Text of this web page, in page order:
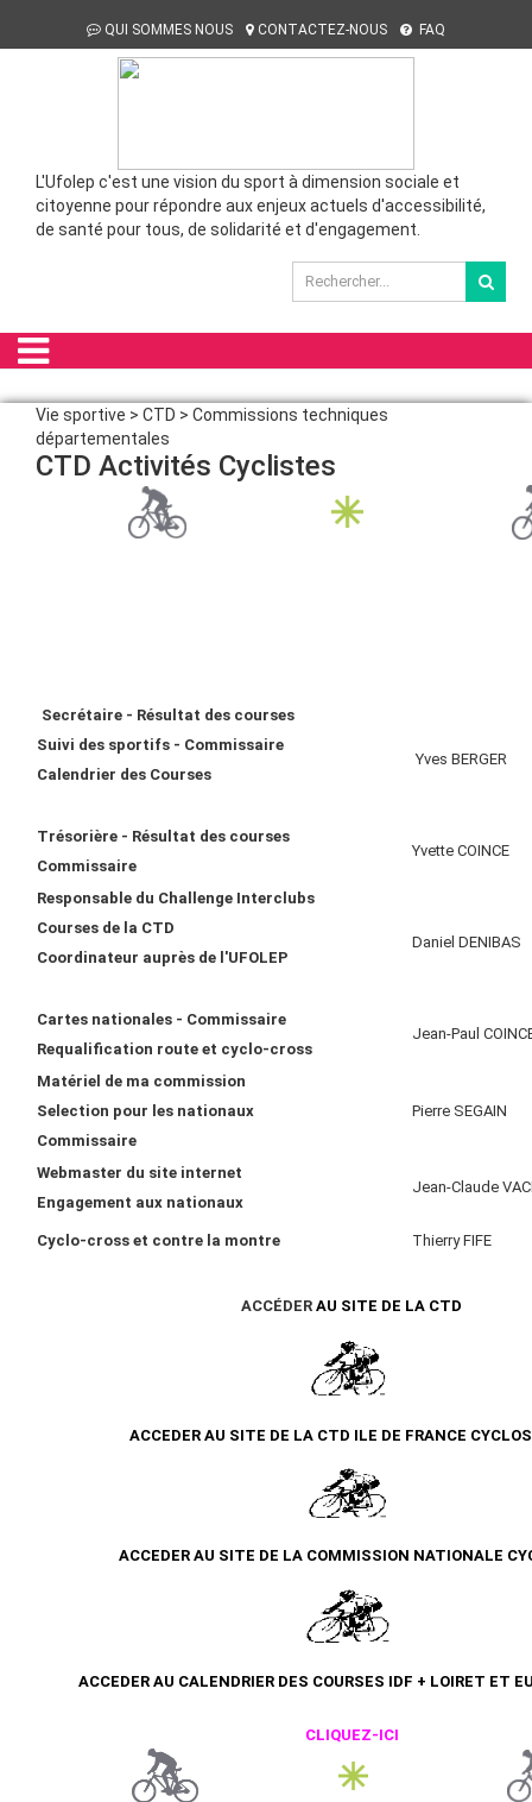
QUI SOMMES NOUS CONTACTEZ-NOUS FAQ
L'Ufolep c'est une vision du sport à dimension sociale et
citoyenne pour répondre aux enjeux actuels d'accessibilité,
de santé pour tous, de solidarité et d'engagement.
Vie sportive > CTD > Commissions techniques
départementales
CTD Activités Cyclistes
Secrétaire - Résultat des courses
Suivi des sportifs - Commissaire
Calendrier des Courses
Yves BERGER
Trésorière - Résultat des courses
Commissaire
Yvette COINCE
Responsable du Challenge Interclubs
Courses de la CTD
Coordinateur auprès de l'UFOLEP
Daniel DENIBAS
Cartes nationales - Commissaire
Requalification route et cyclo-cross
Jean-Paul
Matériel de ma commission
Selection pour les nationaux
Commissaire
Pierre SEGAIN
Webmaster du site internet
Engagement aux nationaux
Jean-Claude
Cyclo-cross et contre la montre Thierry FIFE
ACCÉDER AU SITE DE LA CTD
ACCEDER AU SITE DE LA CTD ILE DE FRANCE
ACCEDER AU SITE DE LA COMMISSION NATIONALE
ACCEDER AU CALENDRIER DES COURSES IDF + LOIRET ET
CLIQUEZ-ICI